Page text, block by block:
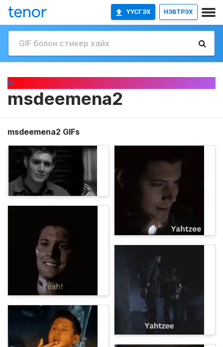
ҮҮСГЭХ НЭВТРЭХ
M
msdeemena2
msdeemena2 GIFs